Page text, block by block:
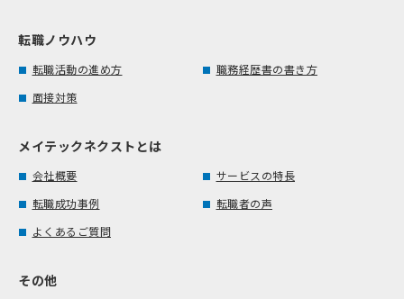
転職ノウハウ
転職活動の進め方
職務経歴書の書き方
面接対策
メイテックネクストとは
会社概要
サービスの特長
転職成功事例
転職者の声
よくあるご質問
その他